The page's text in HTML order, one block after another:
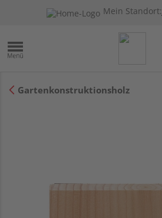
Mein Standort:
Gartenkonstruktionsholz